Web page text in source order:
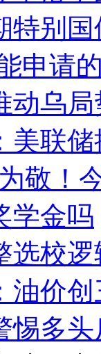
特别
申请
动乌
美联
敬！
学金吗
选校逻
油价
惕多